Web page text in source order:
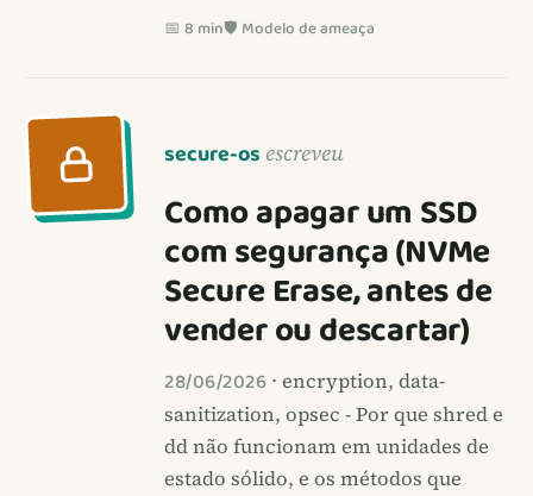
📅 8 min🛡️ Modelo de ameaça
secure-os escreveu
Como apagar um SSD
com segurança (NVMe
Secure Erase, antes de
vender ou descartar)
28/06/2026 · encryption, data-
sanitization, opsec - Por que shred e
dd não funcionam em unidades de
estado sólido, e os métodos que